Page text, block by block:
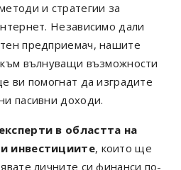
и стратегии за
Независимо дали
предприемач, нашите
вълнуващи възможности
ви помогнат да изградите
пасивни доходи.
в областта на
инвестициите, които ще
личните си финанси по-